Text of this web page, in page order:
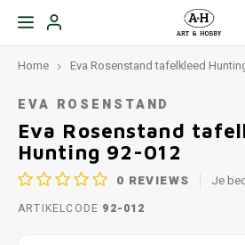
Home Eva Rosenstand tafelkleed
EVA ROSENSTAND
Eva Rosenstand
Hunting 92-012
0 REVIEWS Je
ARTIKELCODE 92-012